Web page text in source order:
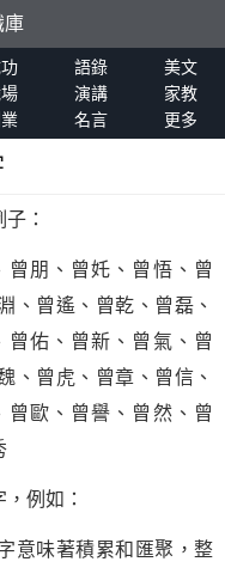
庫
語錄
美文
演講
家教
名言 更多
：
朋、曾奼、曾悟、曾
、曾遙、曾乾、曾磊、
佑、曾新、曾氣、曾
、曾虎、曾章、曾信、
歐、曾譽、曾然、曾
例如：
意味著積累和匯聚，整